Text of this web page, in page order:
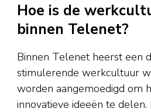
Hoe is de
binnen Telenet?
Binnen Telenet heerst een
stimulerende werkcultuur
worden aangemoedigd om
innovatieve ideeën te delen.